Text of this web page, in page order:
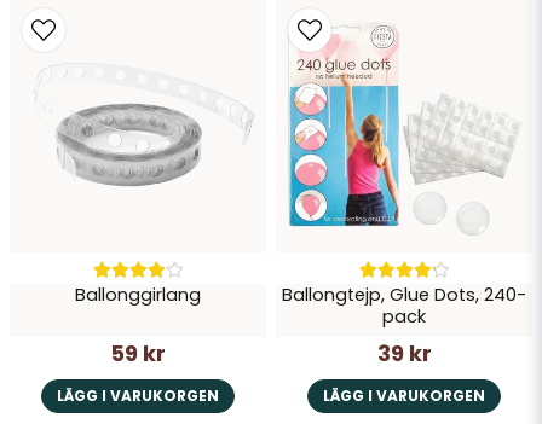
Ballonggirlang
59 kr
LÄGG I VARUKORGEN
Ballongtejp, Glue Dots, 240-
pack
39 kr
LÄGG I VARUKORGEN